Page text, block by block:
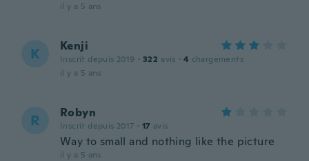
il y a 5 ans
K Kenji
Inscrit depuis 2019 · 322 avis · 4 chargements
il y a 5 ans
R Robyn
Inscrit depuis 2017 · 17 avis
Way to small and nothing like the picture
il y a 5 ans